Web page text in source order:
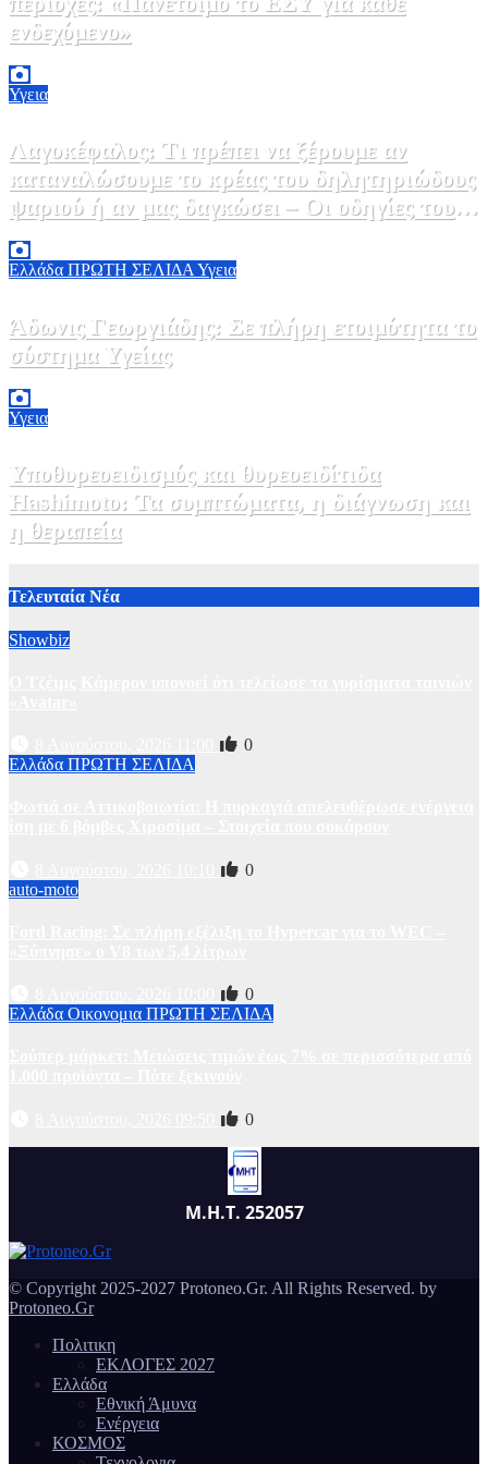
ενδεχόμενο»
Υγεια
Λαγοκέφαλος: Τι πρέπει να ξέρουμε αν
καταναλώσουμε το κρέας του δηλητηριώδους
ψαριού ή αν μας δαγκώσει – Οι οδηγίες του
ΕΟΔΥ
Ελλάδα ΠΡΩΤΗ ΣΕΛΙΔΑΥγεια
Άδωνις Γεωργιάδης: Σε πλήρη ετοιμότητα το
σύστημα Υγείας
Υγεια
Υποθυρεοειδισμός και θυρεοειδίτιδα
Hashimoto: Τα συμπτώματα, η διάγνωση και
η θεραπεία
Τελευταία Νέα
Showbiz
0
Ελλάδα ΠΡΩΤΗ ΣΕΛΙΔΑ
0
auto-moto
0
Ελλάδα Οικονομια ΠΡΩΤΗ ΣΕΛΙΔΑ
0
Μ.Η.Τ. 252057
© Copyright 2025-2027 Protoneo.Gr. All Rights Reserved. by
Protoneo.Gr
Πολιτικη
ΕΚΛΟΓΕΣ 2027
Ελλάδα
Εθνική Άμυνα
Ενέργεια
ΚΟΣΜΟΣ